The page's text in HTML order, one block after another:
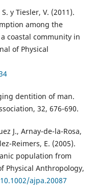
y Tiesler, V. (2011).
among the
coastal community in
of Physical
dentition of man.
32, 676-690.
J., Arnay-de-la-Rosa,
Reimers, E. (2005).
population from
Physical Anthropology,
ajpa.20087